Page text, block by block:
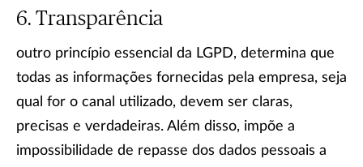
Transparência
outro princípio essencial da LGPD, determina que
todas as informações fornecidas pela empresa, seja
qual for o canal utilizado, devem ser claras,
precisas e verdadeiras. Além disso, impõe a
impossibilidade de repasse dos dados pessoais a